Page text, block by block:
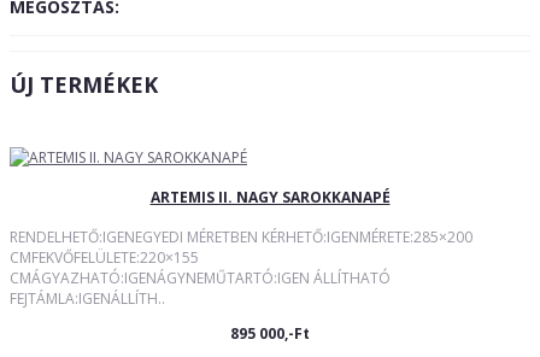
MEGOSZTÁS:
ÚJ TERMÉKEK
ARTEMIS II. NAGY SAROKKANAPÉ
RENDELHETŐ:IGENEGYEDI MÉRETBEN KÉRHETŐ:IGENMÉRETE:285×200
CMFEKVŐFELÜLETE:220×155
CMÁGYAZHATÓ:IGENÁGYNEMŰTARTÓ:IGEN ÁLLÍTHATÓ
FEJTÁMLA:IGENÁLLÍTH..
895 000,-Ft